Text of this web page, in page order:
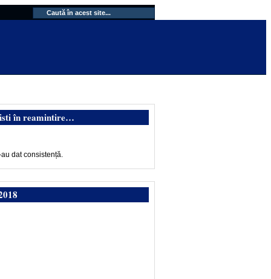
în reamintire…
dat consistență.